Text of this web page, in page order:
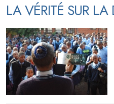
LA VÉRITÉ SUR LA